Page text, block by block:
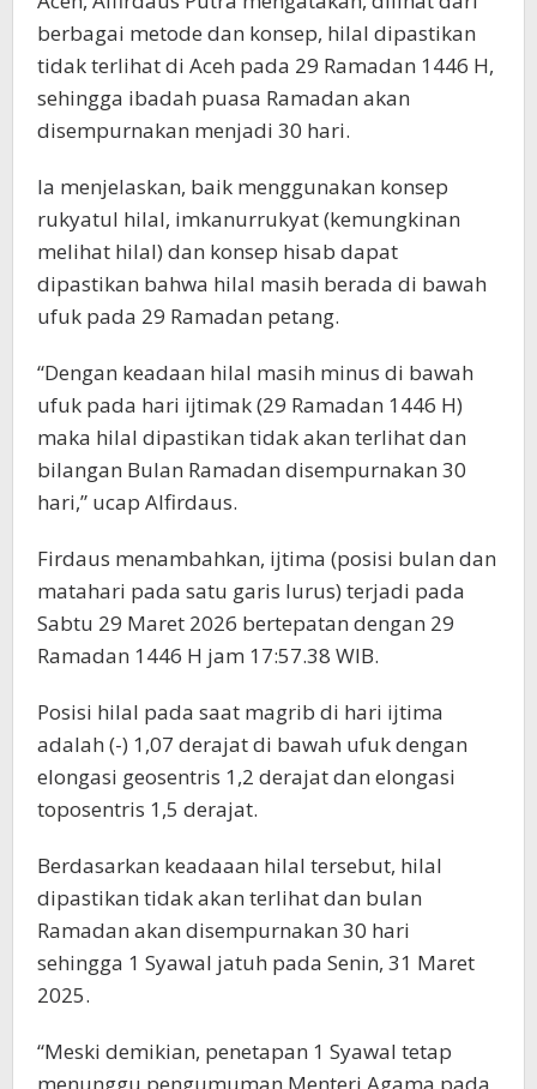
berbagai metode dan konsep, hilal dipastikan
tidak terlihat di Aceh pada 29 Ramadan 1446 H,
sehingga ibadah puasa Ramadan akan
disempurnakan menjadi 30 hari.
Ia menjelaskan, baik menggunakan konsep
rukyatul hilal, imkanurrukyat (kemungkinan
melihat hilal) dan konsep hisab dapat
dipastikan bahwa hilal masih berada di bawah
ufuk pada 29 Ramadan petang.
“Dengan keadaan hilal masih minus di bawah
ufuk pada hari ijtimak (29 Ramadan 1446 H)
maka hilal dipastikan tidak akan terlihat dan
bilangan Bulan Ramadan disempurnakan 30
hari,” ucap Alfirdaus.
Firdaus menambahkan, ijtima (posisi bulan dan
matahari pada satu garis lurus) terjadi pada
Sabtu 29 Maret 2026 bertepatan dengan 29
Ramadan 1446 H jam 17:57.38 WIB.
Posisi hilal pada saat magrib di hari ijtima
adalah (-) 1,07 derajat di bawah ufuk dengan
elongasi geosentris 1,2 derajat dan elongasi
toposentris 1,5 derajat.
Berdasarkan keadaaan hilal tersebut, hilal
dipastikan tidak akan terlihat dan bulan
Ramadan akan disempurnakan 30 hari
sehingga 1 Syawal jatuh pada Senin, 31 Maret
2025.
“Meski demikian, penetapan 1 Syawal tetap
menunggu pengumuman Menteri Agama pada